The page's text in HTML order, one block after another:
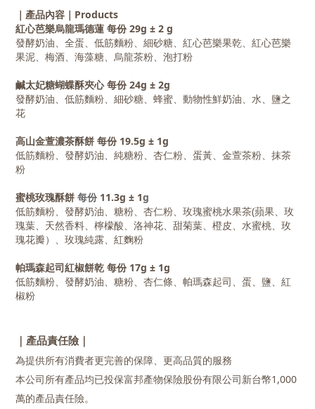
｜產品內容｜Products
紅心芭樂烏龍瑪德蓮 每份 29g ± 2 g
發酵奶油、全蛋、低筋麵粉、細砂糖、紅心芭樂果乾、紅心芭樂
果泥、梅酒、海藻糖、烏龍茶粉、泡打粉
鹹太妃糖蝴蝶酥夾心每份 24g ± 2g
發酵奶油、低筋麵粉、細砂糖、蜂蜜、動物性鮮奶油、水、鹽之
花
高山金萱濃茶酥餅 每份 19.5g ± 1g
低筋麵粉、發酵奶油、純糖粉、杏仁粉、蛋黃、金萱茶粉、抹茶
粉
蜜桃玫瑰酥餅 每份 11.3g ± 1g
低筋麵粉、發酵奶油、糖粉、杏仁粉、玫瑰蜜桃水果茶(蘋果、玫
瑰葉、天然香料、檸檬酸、洛神花、甜菊葉、橙皮、水蜜桃、玫
瑰花瓣）、玫瑰純露、紅麴粉
帕瑪森起司紅椒餅乾 每份 17g ± 1g
低筋麵粉、發酵奶油、糖粉、杏仁條、帕瑪森起司、蛋、鹽、紅
椒粉
｜產品責任險｜
為提供所有消費者更完善的保障、更高品質的服務
本公司所有產品均已投保富邦產物保險股份有限公司新台幣1,000
萬的產品責任險。